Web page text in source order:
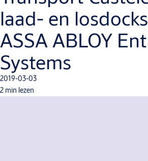
laad- en
ASSA ABLOY
Systems
2019-03-03
2 min lezen